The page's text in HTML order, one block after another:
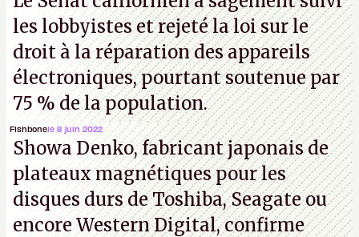
les lobbyistes et rejeté la loi sur le
droit à la réparation des appareils
électroniques, pourtant soutenue par
75 % de la population.
Fishbonele 8 juin 2022
Showa Denko, fabricant japonais de
plateaux magnétiques pour les
disques durs de Toshiba, Seagate ou
encore Western Digital, confirme